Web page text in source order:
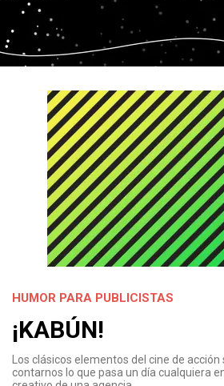
HUMOR PARA PUBLICISTAS
¡KABÚN!
Los clásicos elementos del cine de
contarnos lo que pasa un día cualquiera